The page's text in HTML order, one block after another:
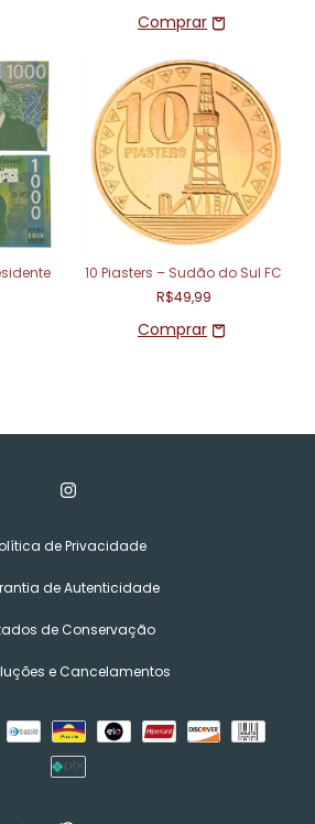
10 Piasters – Sudão do Sul FC
R$49,99
de Privacidade
de Autenticidade
de Conservação
e Cancelamentos